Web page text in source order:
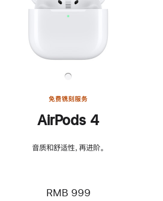
免费镌刻服务
AirPods 4
音质和舒适性，再进阶。
RMB 999